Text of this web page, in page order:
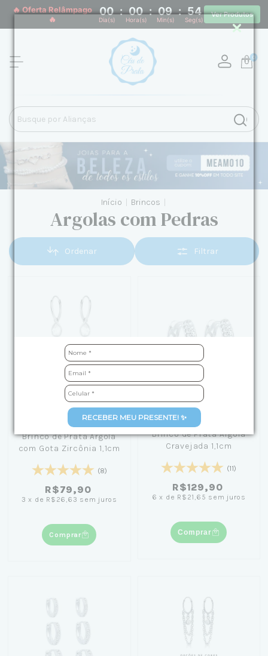
RECEBER MEU PRESENTE! ✨
🔥 Oferta Relâmpago
🔥
00 : 00 : 09 : 53
Dia(s) Hora(s) Min(s) Seg(s)
Ver Produtos
0
Início Brincos
Argolas com Pedras
Ordenar Filtrar
+1
Brinco de Prata Argola
com Gota Zircônia 1,1cm
(8)
R$79,90
3 x de R$26,63 sem juros
Comprar
Brinco de Prata Argola
Cravejada 1,1cm
(11)
R$129,90
6 x de R$21,65 sem juros
Comprar